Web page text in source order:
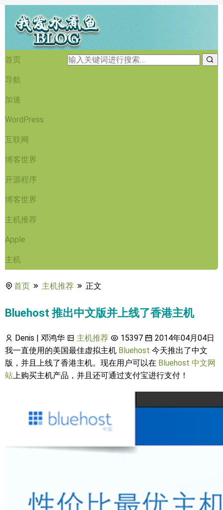
首页
导航
加速
WordPress
互联网
博客世界
开源程序
博客世界
主机推荐
Apple
主机
首页 主机推荐 正文
Bluehost 推出中文版并上线了香港主机
Denis | 邓鸿华 主机推荐 15397
2014年04月04日
我一直使用的美国最佳虚拟主机 Bluehost 今天推出了中文
版，并且上线了香港主机。现在用户可以在 Bluehost 中文网
站上购买主机产品，并且还可通过支付宝进行支付！